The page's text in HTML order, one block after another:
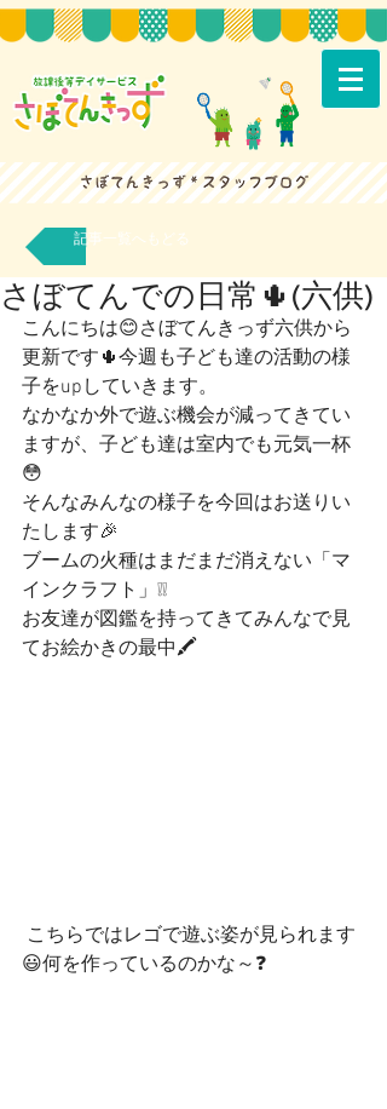
記事一覧へもどる
さぼてんでの日常🌵(六供)
こんにちは😊さぼてんきっず六供から
更新です🌵今週も子ども達の活動の様
子をupしていきます。
なかなか外で遊ぶ機会が減ってきてい
ますが、子ども達は室内でも元気一杯
😳
そんなみんなの様子を今回はお送りい
たします🎉
ブームの火種はまだまだ消えない「マ
インクラフト」❕❕
お友達が図鑑を持ってきてみんなで見
てお絵かきの最中🖍
😃何を作っているのかな～❓